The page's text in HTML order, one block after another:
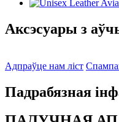
Аксэсуары з
Адпраўце нам ліст
Падрабязная